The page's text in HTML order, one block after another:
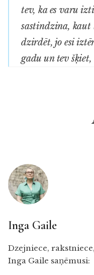
tev, ka es varu
sastindzina,
dzirdēt, jo esi
gadu un tev
Inga Gaile
Dzejniece,
Inga Gaile saņēmusi: